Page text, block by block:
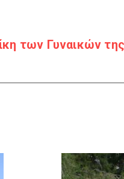
των Γυναικών